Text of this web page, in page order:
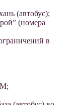
(автобус);
(номера
в